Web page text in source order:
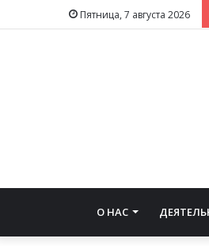
Пятница, 7 августа 2026
О НАС